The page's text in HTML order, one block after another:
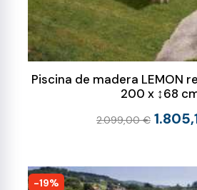
Piscina de madera LEMON
200 x ↕68
2.099,00 €
-19%